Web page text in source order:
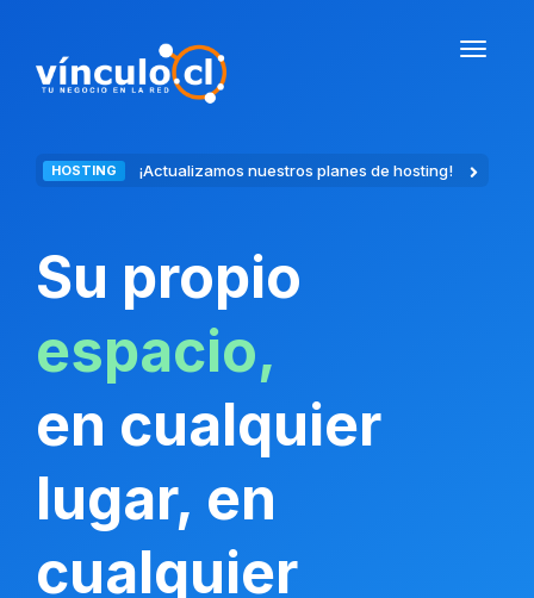
HOSTING ¡Actualizamos nuestros planes de hosting!
Su propio
espacio,
en cualquier
lugar, en
cualquier